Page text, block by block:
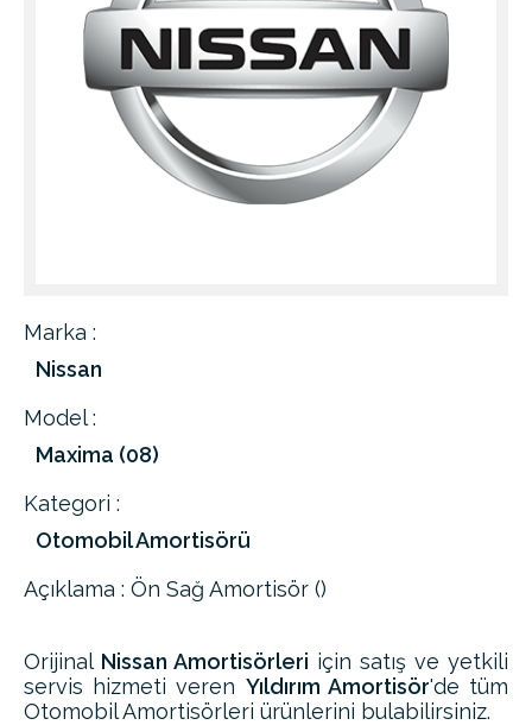
Marka :
Nissan
Model :
Maxima (08)
Kategori :
Otomobil Amortisörü
Açıklama : Ön Sağ Amortisör ()
Orijinal Nissan Amortisörleri için satış ve yetkili
servis hizmeti veren Yıldırım Amortisör'de tüm
Otomobil Amortisörleri ürünlerini bulabilirsiniz.